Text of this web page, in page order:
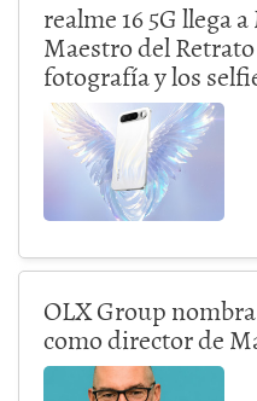
realme 16 5G llega
Maestro del
fotografía y los
OLX Group
como director de